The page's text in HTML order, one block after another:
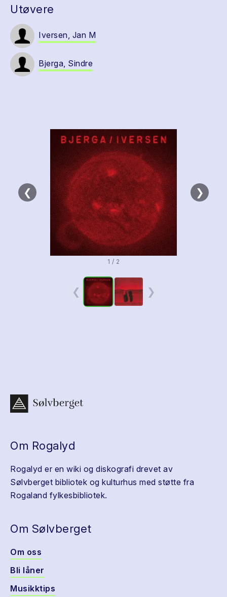
Utøvere
Iversen, Jan M
Bjerga, Sindre
❮ ❯
1 / 2
❮ ❯
Om Rogalyd
Rogalyd er en wiki og diskografi drevet av
Sølvberget bibliotek og kulturhus med støtte fra
Rogaland fylkesbibliotek.
Om Sølvberget
Om oss
Bli låner
Musikktips